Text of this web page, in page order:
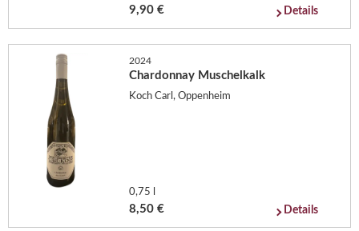
9,90 € Details
2024
Chardonnay Muschelkalk
Koch Carl, Oppenheim
0,75 l
8,50 € Details